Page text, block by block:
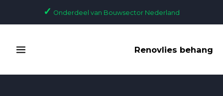
✓ Onderdeel van Bouwsector Nederland
MENU
Renovlies behang